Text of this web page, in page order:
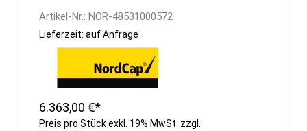
Artikel-Nr.: NOR-48531000572
Lieferzeit: auf Anfrage
6.363,00 €*
Preis pro Stück exkl. 19% MwSt. zzgl.